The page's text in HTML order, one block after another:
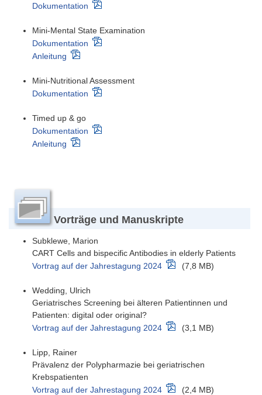
Dokumentation
Mini-Mental State Examination
Dokumentation
Anleitung
Mini-Nutritional Assessment
Dokumentation
Timed up & go
Dokumentation
Anleitung
Vorträge und Manuskripte
Subklewe, Marion
CART Cells and bispecific Antibodies in elderly Patients
Vortrag auf der Jahrestagung 2024
(7,8 MB)
Wedding, Ulrich
Geriatrisches Screening bei älteren Patientinnen und
Patienten: digital oder original?
Vortrag auf der Jahrestagung 2024
(3,1 MB)
Lipp, Rainer
Prävalenz der Polypharmazie bei geriatrischen
Krebspatienten
Vortrag auf der Jahrestagung 2024
(2,4 MB)